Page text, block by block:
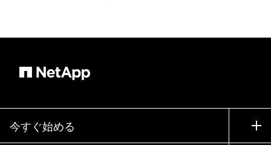
今すぐ始める